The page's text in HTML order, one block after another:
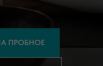
ПРОБНОЕ